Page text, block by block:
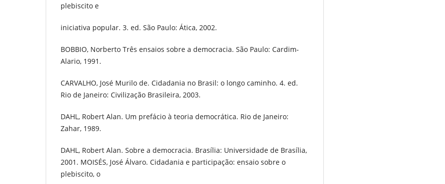
plebiscito e
iniciativa popular. 3. ed. São Paulo: Ática, 2002.
BOBBIO, Norberto Três ensaios sobre a democracia. São Paulo: Cardim-
Alario, 1991.
CARVALHO, José Murilo de. Cidadania no Brasil: o longo caminho. 4. ed.
Rio de Janeiro: Civilização Brasileira, 2003.
DAHL, Robert Alan. Um prefácio à teoria democrática. Rio de Janeiro:
Zahar, 1989.
DAHL, Robert Alan. Sobre a democracia. Brasília: Universidade de Brasília,
2001. MOISÉS, José Álvaro. Cidadania e participação: ensaio sobre o
plebiscito, o